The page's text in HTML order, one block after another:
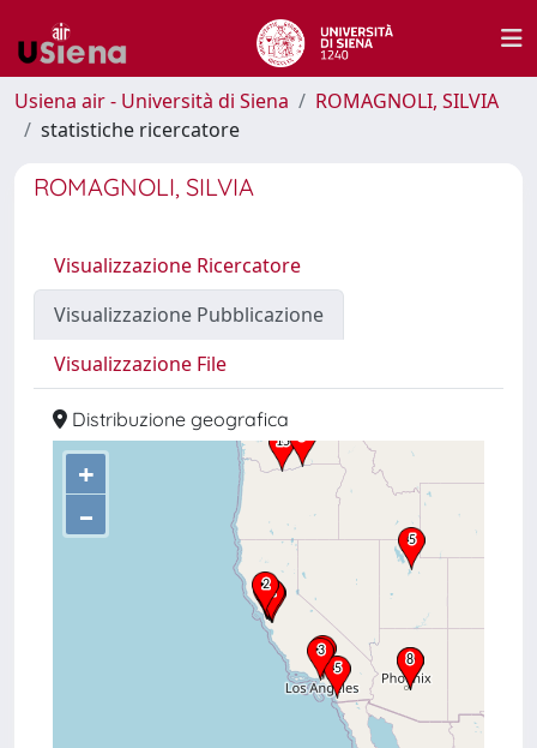
Usiena air - Università di Siena
ROMAGNOLI, SILVIA
statistiche ricercatore
ROMAGNOLI, SILVIA
Visualizzazione Ricercatore
Visualizzazione Pubblicazione
Visualizzazione File
Distribuzione geografica
+
–